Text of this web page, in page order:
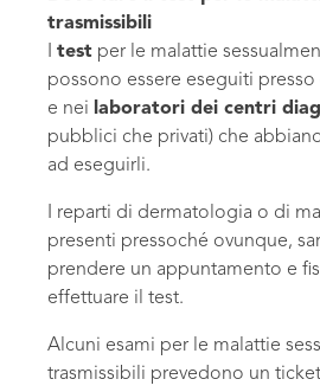
trasmissibili
test per le malattie
possono essere eseguiti presso
e nei laboratori dei centri
pubblici che privati) che
ad eseguirli.
I reparti di dermatologia o di
presenti pressoché ovunque,
prendere un appuntamento e
effettuare il test.
Alcuni esami per le malattie
trasmissibili prevedono un